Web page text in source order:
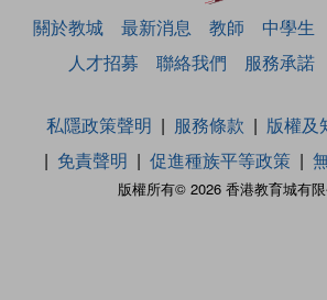
關於教城 最新消息 教師 中學生
人才招募
聯絡我們 服務承諾
版權所有© 2026 香港教育城有
私隱政策聲明 服務條款
版權及
免責聲明
促進種族平等政策